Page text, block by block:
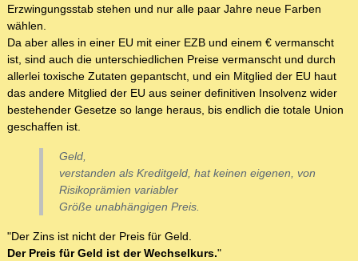
Erzwingungsstab stehen und nur alle paar Jahre neue Farben
wählen.
Da aber alles in einer EU mit einer EZB und einem € vermanscht
ist, sind auch die unterschiedlichen Preise vermanscht und durch
allerlei toxische Zutaten gepantscht, und ein Mitglied der EU haut
das andere Mitglied der EU aus seiner definitiven Insolvenz wider
bestehender Gesetze so lange heraus, bis endlich die totale Union
geschaffen ist.
Geld,
verstanden als Kreditgeld, hat keinen eigenen, von
Risikoprämien variabler
Größe unabhängigen Preis.
"Der Zins ist nicht der Preis für Geld.
Der Preis für Geld ist der Wechselkurs."